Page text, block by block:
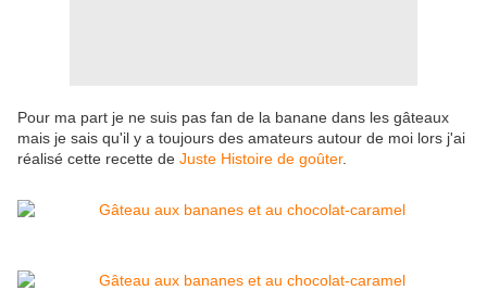
Pour ma part je ne suis pas fan de la banane dans les gâteaux
mais je sais qu'il y a toujours des amateurs autour de moi lors j'ai
réalisé cette recette de Juste Histoire de goûter.